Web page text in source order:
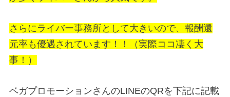
さらにライバー事務所として大きいので、報酬還
元率も優遇されています！！（実際ココ凄く大
事！）
ベガプロモーションさんのLINEのQRを下記に記載